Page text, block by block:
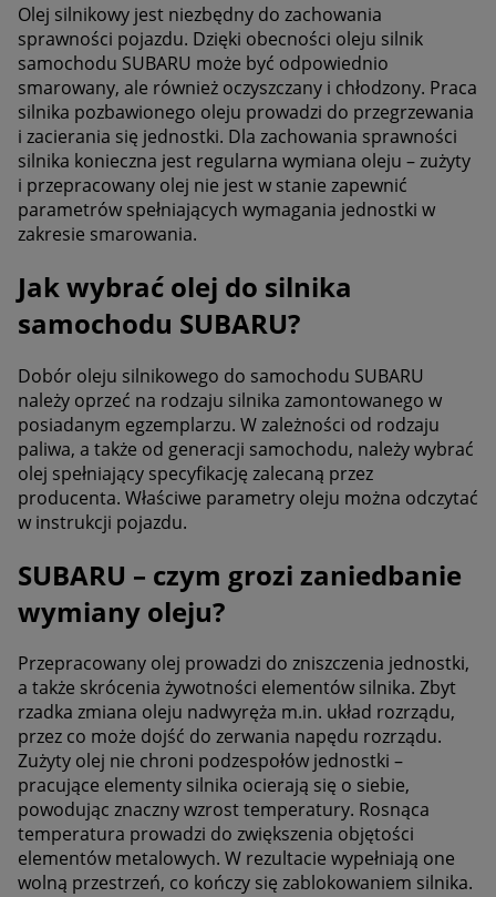
Olej silnikowy jest niezbędny do zachowania
sprawności pojazdu. Dzięki obecności oleju silnik
samochodu SUBARU może być odpowiednio
smarowany, ale również oczyszczany i chłodzony. Praca
silnika pozbawionego oleju prowadzi do przegrzewania
i zacierania się jednostki. Dla zachowania sprawności
silnika konieczna jest regularna wymiana oleju – zużyty
i przepracowany olej nie jest w stanie zapewnić
parametrów spełniających wymagania jednostki w
zakresie smarowania.
Jak wybrać olej do silnika
samochodu SUBARU?
Dobór oleju silnikowego do samochodu SUBARU
należy oprzeć na rodzaju silnika zamontowanego w
posiadanym egzemplarzu. W zależności od rodzaju
paliwa, a także od generacji samochodu, należy wybrać
olej spełniający specyfikację zalecaną przez
producenta. Właściwe parametry oleju można odczytać
w instrukcji pojazdu.
SUBARU – czym grozi zaniedbanie
wymiany oleju?
Przepracowany olej prowadzi do zniszczenia jednostki,
a także skrócenia żywotności elementów silnika. Zbyt
rzadka zmiana oleju nadwyręża m.in. układ rozrządu,
przez co może dojść do zerwania napędu rozrządu.
Zużyty olej nie chroni podzespołów jednostki –
pracujące elementy silnika ocierają się o siebie,
powodując znaczny wzrost temperatury. Rosnąca
temperatura prowadzi do zwiększenia objętości
elementów metalowych. W rezultacie wypełniają one
wolną przestrzeń, co kończy się zablokowaniem silnika.